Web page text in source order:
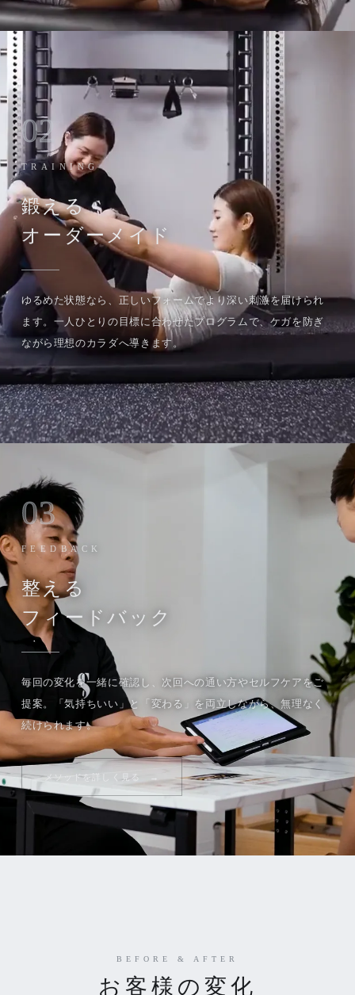
02
TRAINING
鍛える
オーダーメイド
ゆるめた状態なら、正しいフォームでより深い刺激を届けられ
ます。一人ひとりの目標に合わせたプログラムで、ケガを防ぎ
ながら理想のカラダへ導きます。
03
FEEDBACK
整える
フィードバック
毎回の変化を一緒に確認し、次回への通い方やセルフケアをご
提案。「気持ちいい」と「変わる」を両立しながら、無理なく
続けられます。
メソッドを詳しく見る
BEFORE & AFTER
お客様の変化